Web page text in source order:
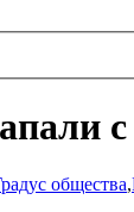
общества,